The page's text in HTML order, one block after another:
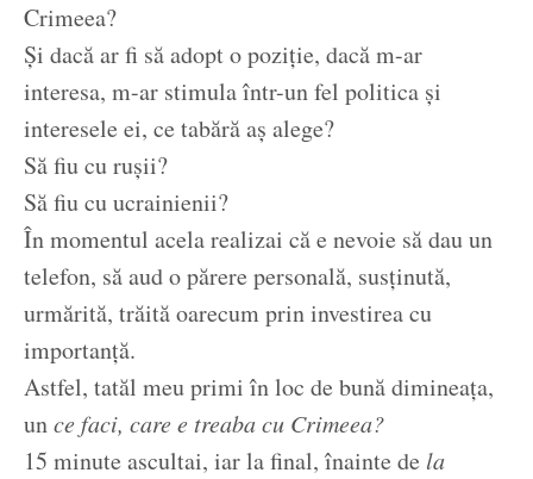
Crimeea?
Și dacă ar fi să adopt o poziție, dacă m-ar
interesa, m-ar stimula într-un fel politica și
interesele ei, ce tabără aș alege?
Să fiu cu rușii?
Să fiu cu ucrainienii?
În momentul acela realizai că e nevoie să dau un
telefon, să aud o părere personală, susținută,
urmărită, trăită oarecum prin investirea cu
importanță.
Astfel, tatăl meu primi în loc de bună dimineața,
unce faci, care e treaba cu Crimeea?
15 minute ascultai, iar la final, înainte de la